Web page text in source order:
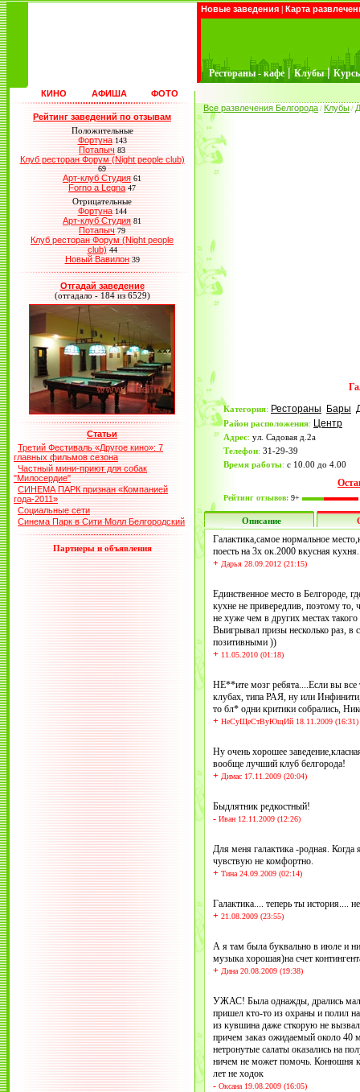
Новые заведения | Карта
Рестораны - кафе | Клубы |
КИНО АФИША ФОТО
Рейтинг заведений по отзывам
Положительные
Фортуна 143
Потапыч 83
Клуб ресторан Форум (Night people club)
69
Арт-клуб Студия 61
Forno a Legna 47
Отрицательные
Фортуна 144
Арт-клуб Студия 81
Потапыч 79
Клуб ресторан Форум (Night people
club) 44
Новый Вавилон 39
Отгадай заведение
(отгадало - 184 из 6529)
Статьи
Третий Фестиваль «Другое кино»: 7
главных фильмов сезона
Частный мини-приют для собак
"Милосердие"
СИНЕМА ПАРК признан «Компанией
года-2011»
Социальные сети
Синема Парк в Сити Молл Белгородский
Партнеры и объявления
Все развлечения Белгорода / Клубы /
Категория: Рестораны Бары
Район расположения: Центр
Адрес: ул. Садовая д.2а
Телефон: 31-29-39
Время работы: с 10.00 до 4.00
Рейтинг отзывов: 9+
Описание
Галактика,самое нормальное
поесть на 3х ок.2000 вкусная кухня.
+ Дарья 28.09.2012 (21:15)
Единственное место в Белгороде,
кухне не привередлив, поэтому то,
не хуже чем в других местах такого
Выигрывал призы несколько раз, в
позитивными ))
+ 11.05.2010 (01:18)
НЕ**ите мозг ребята....Если вы
клубах, типа РАЯ, ну или
то бл* одни критики собрались,
+ НеСуЩеСтВуЮщИй 18.11.2009 (16:31)
Ну очень хорошее
вообще лучший клуб белгорода!
+ Димас 17.11.2009 (20:04)
Быдлятник редкостный!
- Иван 12.11.2009 (12:26)
Для меня галактика -родная.
чувствую не комфортно.
+ Тина 24.09.2009 (02:14)
Галактика.... теперь ты история....
+ 21.08.2009 (23:55)
А я там была буквально в июле и
музыка хорошая)на счет
+ Дина 20.08.2009 (19:38)
УЖАС! Была однажды, дрались
пришел кто-то из охраны и полил
из кувшина даже сткорую не
причем заказ ожидаемый около 40
нетронутые салаты оказались на
ничем не может помочь. Конюшня
лет не ходок
- Оксана 19.08.2009 (16:05)